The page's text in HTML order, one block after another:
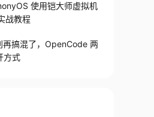
使用铠大师虚拟机
战教程
再搞混了，OpenCode 两
方式